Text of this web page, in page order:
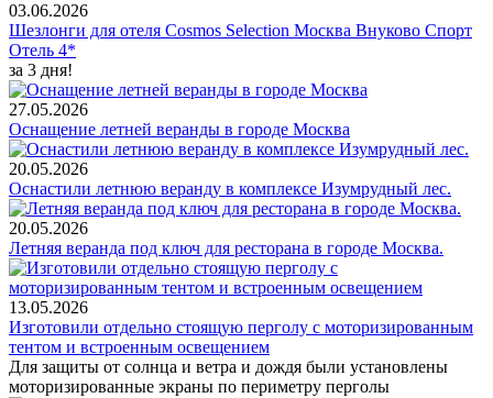
03.06.2026
Шезлонги для отеля Cosmos Selection Москва Внуково Спорт
Отель 4*
за 3 дня!
27.05.2026
Оснащение летней веранды в городе Москва
20.05.2026
Оснастили летнюю веранду в комплексе Изумрудный лес.
20.05.2026
Летняя веранда под ключ для ресторана в городе Москва.
13.05.2026
Изготовили отдельно стоящую перголу с моторизированным
тентом и встроенным освещением
Для защиты от солнца и ветра и дождя были установлены
моторизированные экраны по периметру перголы